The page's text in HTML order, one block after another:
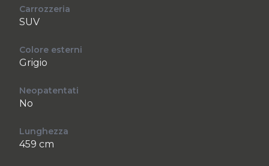
Carrozzeria
SUV
Colore esterni
Grigio
Neopatentati
No
Lunghezza
459 cm